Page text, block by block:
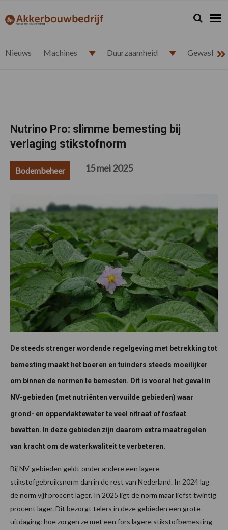
de
de
de
de
akkerbouwbedrijf.nl Zoeken...
Zoek
Nieuws Machines Duurzaamheid
Nutrino Pro: slimme bemesting bij
verlaging stikstofnorm
Bodembeheer 15 mei 2025
De steeds strenger wordende regelgeving met betrekking tot
bemesting maakt het boeren en tuinders steeds moeilijker
om binnen de normen te bemesten. Dit is vooral het geval in
NV-gebieden (met nutriënten vervuilde gebieden) waar
grond- en oppervlaktewater te veel nitraat of fosfaat
bevatten. In deze gebieden zijn daarom extra maatregelen
van kracht om de waterkwaliteit te verbeteren.
Bij NV-gebieden geldt onder andere een lagere
stikstofgebruiksnorm dan in de rest van Nederland. In 2024 lag
de norm vijf procent lager. In 2025 ligt de norm maar liefst twintig
procent lager. Dit bezorgt telers in deze gebieden een grote
uitdaging: hoe zorgen ze met een fors lagere stikstofbemesting